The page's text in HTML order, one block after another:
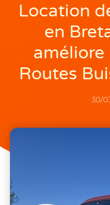
Location
en
améliore
Routes
30/